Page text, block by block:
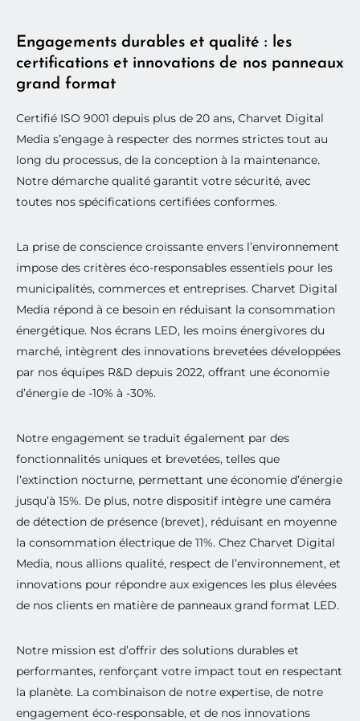
Engagements durables et qualité : les
certifications et innovations de nos panneaux
grand format
Certifié ISO 9001 depuis plus de 20 ans, Charvet Digital
Media s’engage à respecter des normes strictes tout au
long du processus, de la conception à la maintenance.
Notre démarche qualité garantit votre sécurité, avec
toutes nos spécifications certifiées conformes.
La prise de conscience croissante envers l’environnement
impose des critères éco-responsables essentiels pour les
municipalités, commerces et entreprises. Charvet Digital
Media répond à ce besoin en réduisant la consommation
énergétique. Nos écrans LED, les moins énergivores du
marché, intègrent des innovations brevetées développées
par nos équipes R&D depuis 2022, offrant une économie
d’énergie de -10% à -30%.
Notre engagement se traduit également par des
fonctionnalités uniques et brevetées, telles que
l’extinction nocturne, permettant une économie d’énergie
jusqu’à 15%. De plus, notre dispositif intègre une caméra
de détection de présence (brevet), réduisant en moyenne
la consommation électrique de 11%. Chez Charvet Digital
Media, nous allions qualité, respect de l’environnement, et
innovations pour répondre aux exigences les plus élevées
de nos clients en matière de panneaux grand format LED.
Notre mission est d’offrir des solutions durables et
performantes, renforçant votre impact tout en respectant
la planète. La combinaison de notre expertise, de notre
engagement éco-responsable, et de nos innovations
L'audace est locale.
Charvet
l'affiche
EN GRAND.
Collectivités Locales 2026
Du24 au 26 novembre 2026, Porte de Versailles,
découvrez comment un affichage nouvelle
Rencontrons-nous au salon